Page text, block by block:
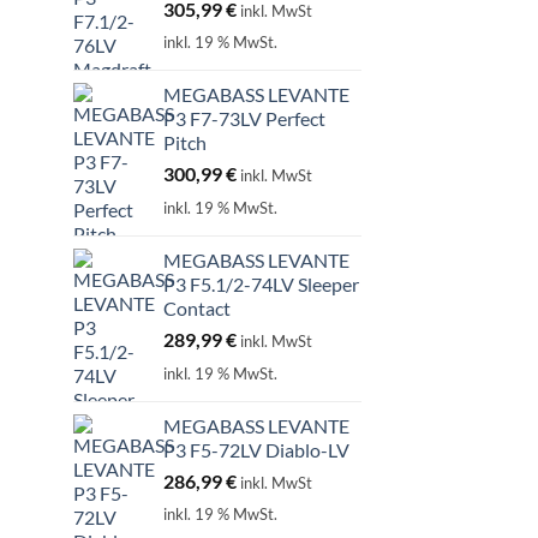
305,99€ inkl. MwSt
inkl. 19 % MwSt.
MEGABASS LEVANTE
P3 F7-73LV Perfect
Pitch
300,99€ inkl. MwSt
inkl. 19 % MwSt.
MEGABASS LEVANTE
P3 F5.1/2-74LV Sleeper
Contact
289,99€ inkl. MwSt
inkl. 19 % MwSt.
MEGABASS LEVANTE
P3 F5-72LV Diablo-LV
286,99€ inkl. MwSt
inkl. 19 % MwSt.